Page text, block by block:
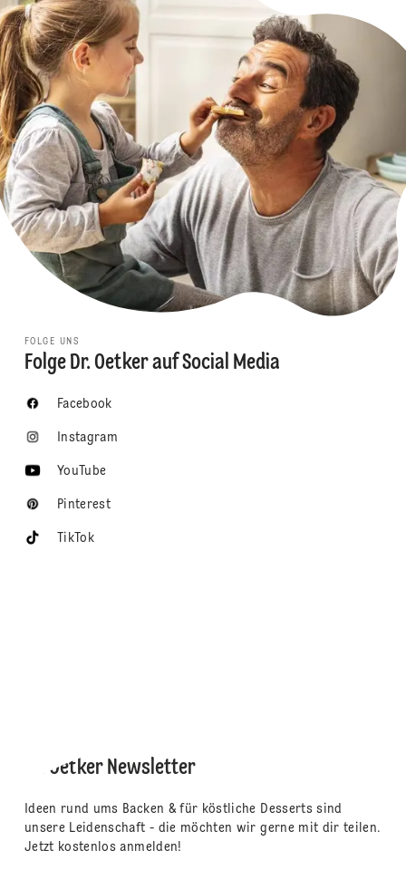
FOLGE UNS
Folge Dr. Oetker auf Social Media
Facebook
Instagram
YouTube
Pinterest
TikTok
Dr. Oetker Newsletter
Ideen rund ums Backen & für köstliche Desserts sind
unsere Leidenschaft - die möchten wir gerne mit dir teilen.
Jetzt kostenlos anmelden!